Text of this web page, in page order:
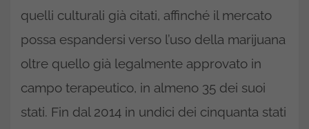
quelli culturali già citati, affinché il mercato
possa espandersi verso l’uso della marijuana
oltre quello già legalmente approvato in
campo terapeutico, in almeno 35 dei suoi
stati. Fin dal 2014 in undici dei cinquanta stati